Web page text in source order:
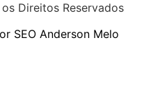
SEO Anderson Melo
Direitos Reservados